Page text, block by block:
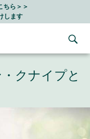
ちら＞＞
します
クナイプと